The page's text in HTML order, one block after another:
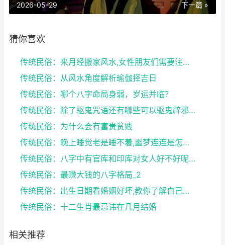
下一篇 »
2026-05-29
猜你喜欢
传统民俗：来月经搬家风水,女性朋友们需要注意了
传统民俗：从风水角度解析瑜伽择吉日
传统民俗：哪个八字命局身弱，岁运并临？
传统民俗：除了驱鬼咒语还有哪些可以驱鬼辟邪的方法？...
传统民俗：为什么会有富贵贫贱
传统民俗：晚上睡觉老是睡不着,噩梦连连是怎么回事
传统民俗：八字中有官库和印库对女人好不好呢？赶快收...
传统民俗：最赚大钱的八字格局_2
传统民俗：出生日期看婚姻好坏,教你了解自己未来的婚...
传统民俗：十二生肖最忌讳在几月结婚
相关推荐